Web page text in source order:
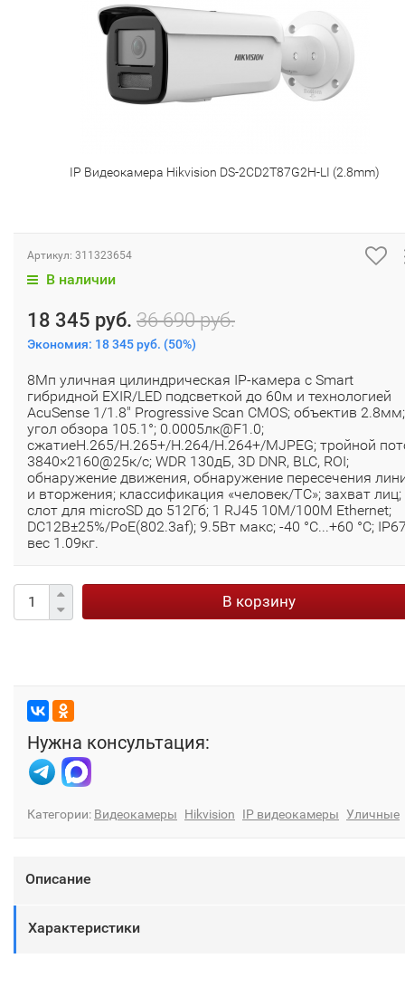
IP Видеокамера Hikvision DS-2CD2T87G2H-LI (2.8mm)
Артикул: 311323654
В наличии
18 345 руб. 36 690 руб.
Экономия: 18 345 руб. (50%)
8Мп уличная цилиндрическая IP-камера c Smart
гибридной EXIR/LED подсветкой до 60м и технологией
AcuSense 1/1.8" Progressive Scan CMOS; объектив 2.8мм;
угол обзора 105.1°; 0.0005лк@F1.0;
сжатиеH.265/H.265+/H.264/H.264+/MJPEG; тройной
3840×2160@25к/с; WDR 130дБ, 3D DNR, BLC, ROI;
обнаружение движения, обнаружение пересечения
и вторжения; классификация «человек/ТС»; захват лиц;
слот для microSD до 512Гб; 1 RJ45 10M/100M Ethernet;
DC12В±25%/PoE(802.3af); 9.5Вт макс; -40 °C...+60 °C;
вес 1.09кг.
В корзину
Нужна консультация:
Категории: Видеокамеры Hikvision IP видеокамеры Уличные
Описание
Характеристики